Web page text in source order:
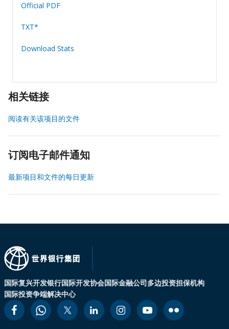
Official PDF
TXT*
Download Stats
相关链接
阅读有关该项目的文件
订阅电子邮件通知
最新项目和文件的每日更新
国际复兴开发银行国际开发协会国际金融公司多边投资担保机构
国际投资争端解决中心